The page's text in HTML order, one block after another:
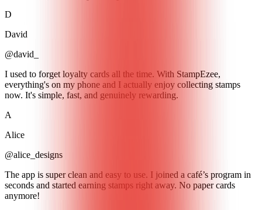
D
David
@david_
I used to forget loyalty cards all the time. With StampEzee,
everything's on my phone and I actually enjoy collecting stamps
now. It's simple, fast, and genuinely rewarding.
A
Alice
@alice_designs
The app is super clean and easy to use. I joined a café’s program in
seconds and started earning stamps right away. No paper cards
anymore!